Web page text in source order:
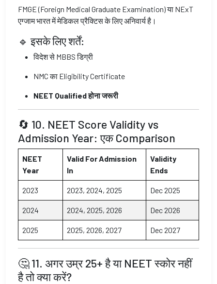
FMGE (Foreign Medical Graduate Examination) या NExT
एग्जाम भारत में मेडिकल प्रैक्टिस के लिए अनिवार्य है।
🔹 इसके लिए शर्तें:
विदेश से MBBS डिग्री
NMC का Eligibility Certificate
NEET Qualified होना जरूरी
🔄 10. NEET Score Validity vs
Admission Year: एक Comparison
NEET
Year
Valid For Admission
In
Validity
Ends
2023 2023, 2024, 2025 Dec 2025
2024 2024, 2025, 2026 Dec 2026
2025 2025, 2026, 2027 Dec 2027
🤔 11. अगर उम्र 25+ है या NEET स्कोर नहीं
है तो क्या करें?